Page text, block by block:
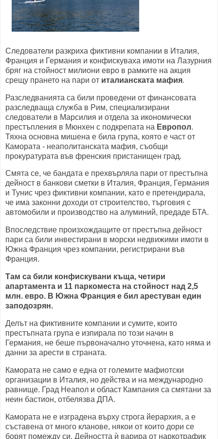
Следователи разкриха фиктивни компании в Италия,
Франция и Германия и конфискуваха имоти на Лазурния
бряг на стойност милиони евро в рамките на акция
срещу прането на пари от италианската мафия.
Разследванията са били проведени от финансовата
разследваща служба в Рим, специализирани
следователи в Марсилия и отдела за икономически
престъпления в Мюнхен с подкрепата на Европол.
Тяхна основна мишена е била група, която е част от
Камората - неаполитанската мафия, съобщи
прокуратурата във френския пристанищен град.
Смята се, че бандата е прехвърляла пари от престъпна
дейност в банкови сметки в Италия, Франция, Германия
и Тунис чрез фиктивни компании, като е претендирала,
че има законни доходи от строителство, търговия с
автомобили и производство на алуминий, предаде БТА.
Впоследствие произхождащите от престъпна дейност
пари са били инвестирани в морски недвижими имоти в
Южна Франция чрез компании, регистрирани във
Франция.
Там са били конфискувани къща, четири
апартамента и 11 паркоместа на стойност над 2,5
млн. евро. В Южна Франция е бил арестуван един
заподозрян.
Делът на фиктивните компании и сумите, които
престъпната група е изпирала по този начин в
Германия, не беше първоначално уточнена, като няма и
данни за арести в страната.
Камората не само е една от големите мафиотски
организации в Италия, но действа и на международно
равнище. Град Неапол и област Кампания са смятани за
неин бастион, отбелязва ДПА.
Камората не е изградена върху строга йерархия, а е
съставена от много кланове, някои от които дори се
борят помежду си. Дейността ѝ варира от наркотрафик